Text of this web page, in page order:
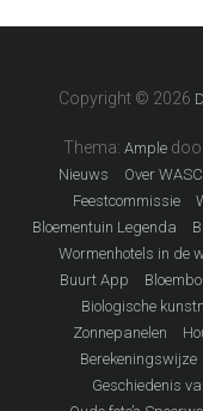
Copyright © 2026
Thema: Ample
Nieuws Over WASC
Feestcommissie
Bloementuin Legenda
Wormenhotels in de
Buurt App
Biologische
Zonnepanelen
Berekeningswijze
Geschiedenis